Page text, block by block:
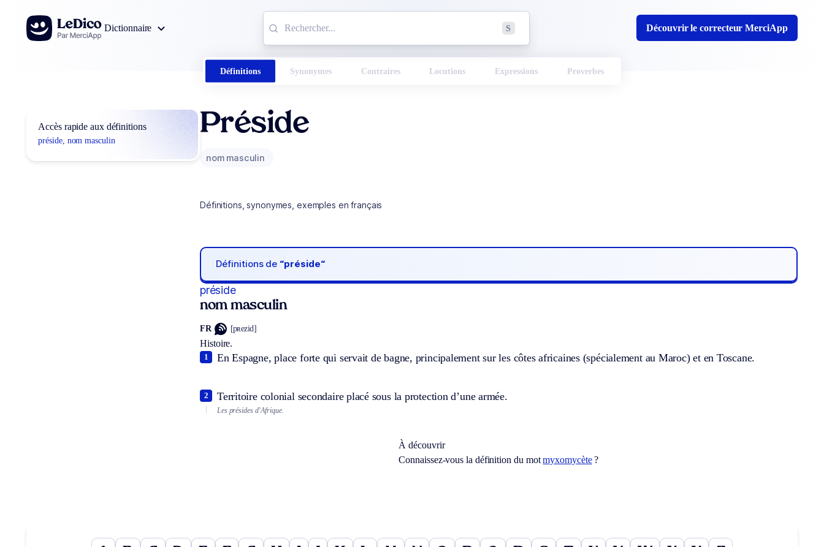
Aller au contenu
Dictionnaire
S Découvrir le correcteur MerciApp
Définitions Synonymes Contraires Locutions Expressions Proverbes
Accès rapide aux définitions
préside, nom masculin
Préside
nom masculin
Définitions, synonymes, exemples en français
Définitions de “préside“
préside
nom masculin
FR [pʀezid]
Histoire.
En Espagne, place forte qui servait de bagne, principalement sur les côtes africaines (spécialement au Maroc) et en Toscane.
1
Territoire colonial secondaire placé sous la protection d’une armée.
2
Les présides d’Afrique.
À découvrir
Connaissez-vous la définition du motmyxomycète?